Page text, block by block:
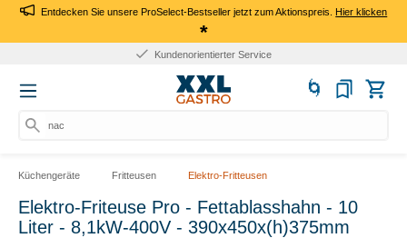
Entdecken Sie unsere ProSelect-Bestseller jetzt zum Aktionspreis.Hier klicken
*
Kundenorientierter Service
nach
Küchengeräte Fritteusen Elektro-Fritteusen
Elektro-Friteuse Pro - Fettablasshahn - 10
Liter - 8,1kW-400V - 390x450x(h)375mm